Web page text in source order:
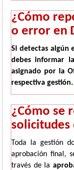
¿Cómo
o error en
Si detectas algún
debes informar
asignado por la
respectiva gestión.
¿Cómo se
solicitudes
Toda la gestión
aprobación final,
través de la